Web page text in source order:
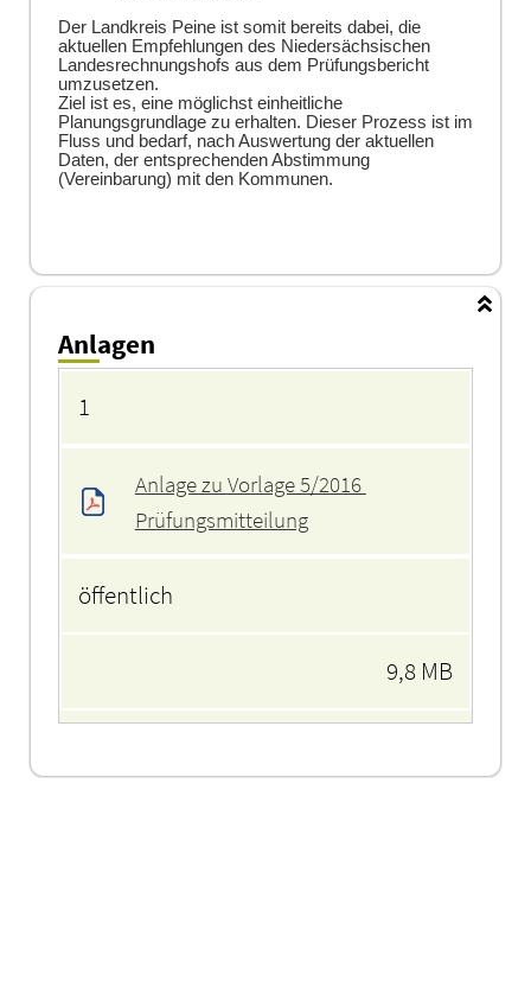
Der Landkreis Peine ist somit bereits dabei, die
aktuellen Empfehlungen des Niedersächsischen
Landesrechnungshofs aus dem Prüfungsbericht
umzusetzen.
Ziel ist es, eine möglichst einheitliche
Planungsgrundlage zu erhalten. Dieser Prozess ist im
Fluss und bedarf, nach Auswertung der aktuellen
Daten, der entsprechenden Abstimmung
(Vereinbarung) mit den Kommunen.
Anlagen
1
Anlage zu Vorlage 5/2016
Prüfungsmitteilung
öffentlich
9,8 MB